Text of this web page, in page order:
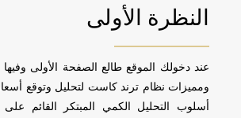
النظرة الأولى
عند دخولك الموقع طالع الصفحة الأولى
ومميزات نظام ترند كاست لتحليل وتوقع
أسلوب التحليل الكمي المبتكر القائم على